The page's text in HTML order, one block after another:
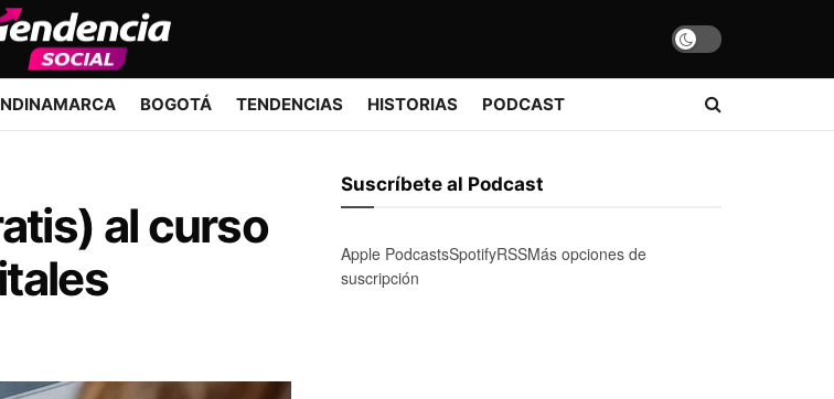
BOGOTÁ TENDENCIAS HISTORIAS PODCAST
al curso
Suscríbete al Podcast
Apple PodcastsSpotifyRSSMás opciones de
suscripción